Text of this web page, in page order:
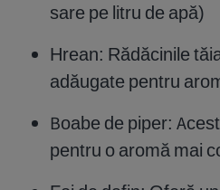
sare pe litru de apă)
Hrean: Rădăcinile
adăugate pentru
Boabe de piper:
pentru o aromă mai